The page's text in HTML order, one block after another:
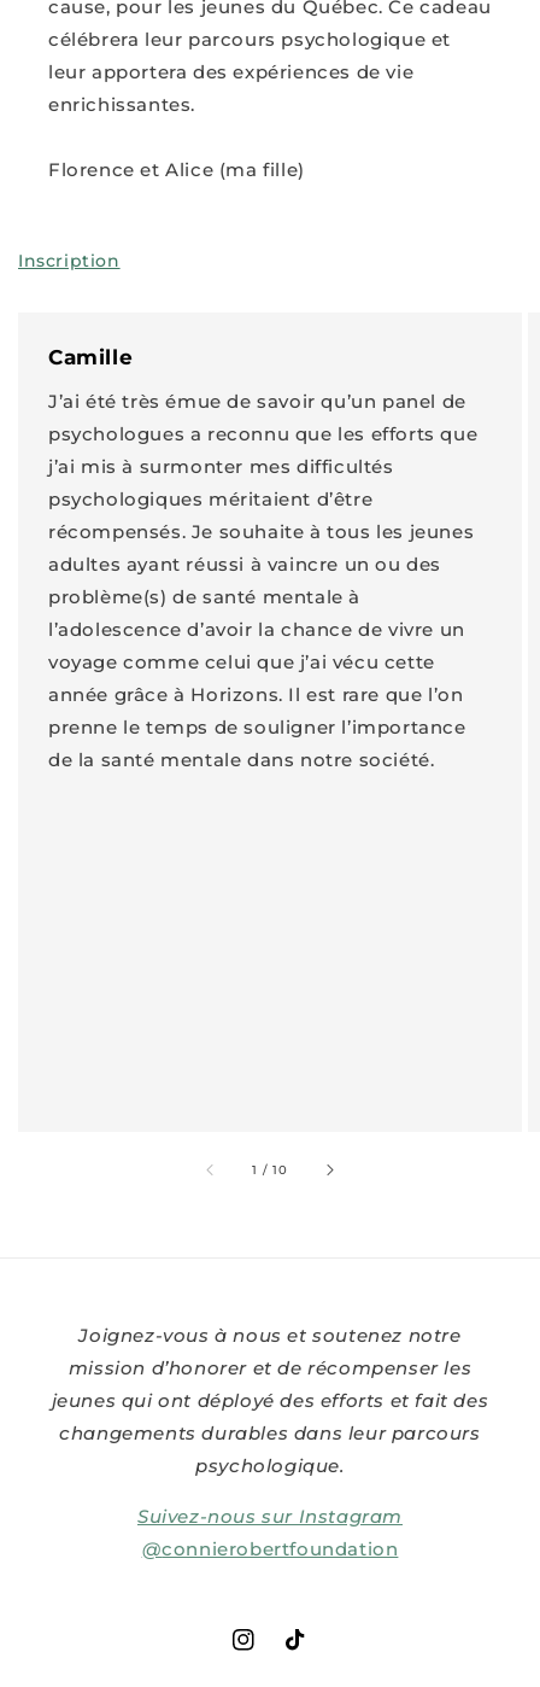
cause, pour les jeunes du Québec. Ce cadeau
célébrera leur parcours psychologique et
leur apportera des expériences de vie
enrichissantes.
Florence et Alice (ma fille)
Inscription
Camille
J’ai été très émue de savoir qu’un panel de
psychologues a reconnu que les efforts que
j’ai mis à surmonter mes difficultés
psychologiques méritaient d’être
récompensés. Je souhaite à tous les jeunes
adultes ayant réussi à vaincre un ou des
problème(s) de santé mentale à
l’adolescence d’avoir la chance de vivre un
voyage comme celui que j’ai vécu cette
année grâce à Horizons. Il est rare que l’on
prenne le temps de souligner l’importance
de la santé mentale dans notre société.
1 /sur
10
Joignez-vous à nous et soutenez notre
mission d’honorer et de récompenser les
jeunes qui ont déployé des efforts et fait des
changements durables dans leur parcours
psychologique.
Suivez-nous sur Instagram
@connierobertfoundation
Instagram
TikTok